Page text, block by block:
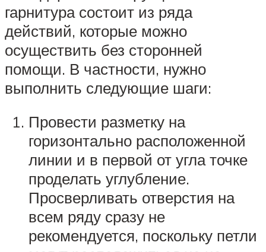
гарнитура состоит из ряда
действий, которые можно
осуществить без сторонней
помощи. В частности, нужно
выполнить следующие шаги:
Провести разметку на
горизонтально расположенной
линии и в первой от угла точке
проделать углубление.
Просверливать отверстия на
всем ряду сразу не
рекомендуется, поскольку петли